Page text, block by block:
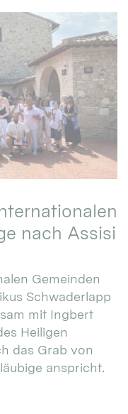
nach Assisi
Gemeinden
Schwaderlapp
mit Ingbert
Heiligen
das Grab von
anspricht.